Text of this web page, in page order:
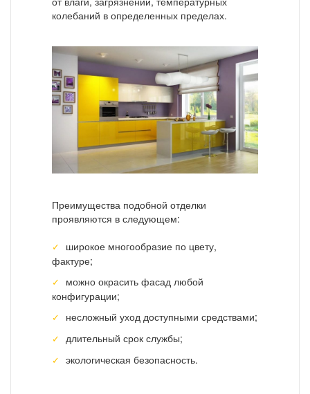
колебаний в определенных пределах.
Преимущества подобной отделки
проявляются в следующем:
широкое многообразие по цвету,
фактуре;
можно окрасить фасад любой
конфигурации;
несложный уход доступными средствами;
длительный срок службы;
экологическая безопасность.